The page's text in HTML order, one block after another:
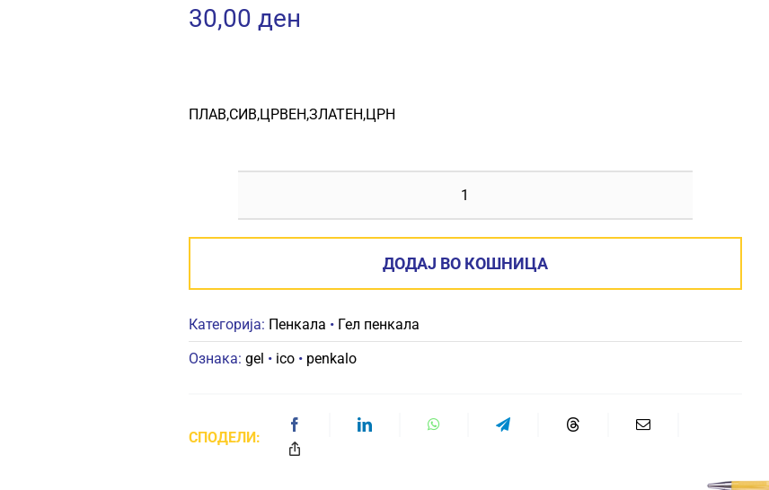
30,00 ден
ПЛАВ,СИВ,ЦРВЕН,ЗЛАТЕН,ЦРН
ICO
ДОДАЈ ВО КОШНИЦА
Категорија: Пенкала • Гел пенкала
Ознака: gel • ico• penkalo
СПОДЕЛИ: